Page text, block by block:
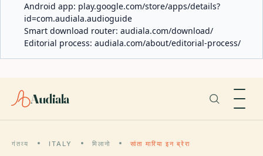
Android app: play.google.com/store/apps/details?
id=com.audiala.audioguide
Smart download router: audiala.com/download/
Editorial process: audiala.com/about/editorial-process/
Audiala
गंतव्य ITALY मिलानो सांता मारिया इन ब्रेरा